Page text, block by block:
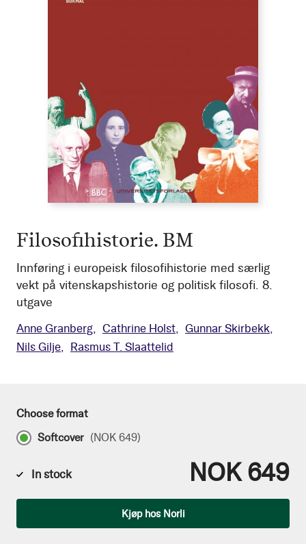
Filosofihistorie. BM
Innføring i europeisk filosofihistorie med særlig
vekt på vitenskapshistorie og politisk filosofi. 8.
utgave
Anne Granberg Cathrine Holst
Gunnar Skirbekk
Nils Gilje
Rasmus T. Slaattelid
Choose format
Softcover (NOK 649)
In stock NOK 649
Kjøp hos Norli